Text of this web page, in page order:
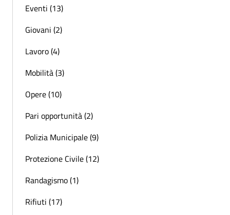
Eventi (13)
Giovani (2)
Lavoro (4)
Mobilità (3)
Opere (10)
Pari opportunità (2)
Polizia Municipale (9)
Protezione Civile (12)
Randagismo (1)
Rifiuti (17)